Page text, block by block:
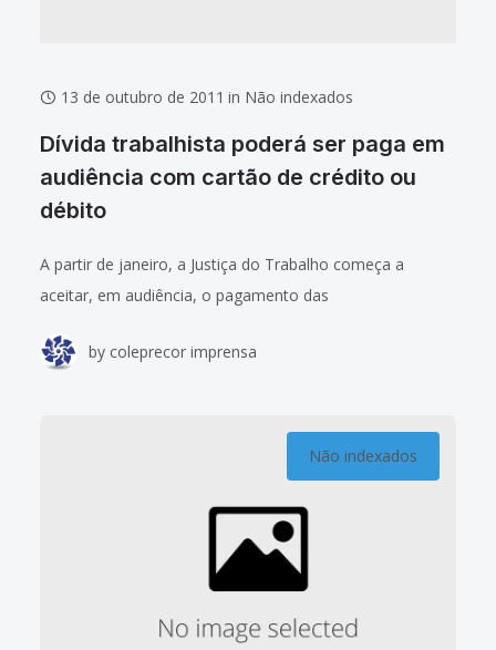
13 de outubro de 2011 in Não indexados
Dívida trabalhista poderá ser paga em
audiência com cartão de crédito ou
débito
A partir de janeiro, a Justiça do Trabalho começa a
aceitar, em audiência, o pagamento das
experiência iniciará no Pará, Amapá e Goiás,
by coleprecor imprensa
Não indexados